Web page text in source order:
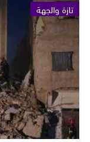
تازة والجهة